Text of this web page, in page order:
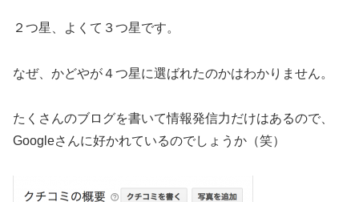
２つ星、よくて３つ星です。
なぜ、かどやが４つ星に選ばれたのかはわかりません。
たくさんのブログを書いて情報発信力だけはあるので、
Googleさんに好かれているのでしょうか（笑）